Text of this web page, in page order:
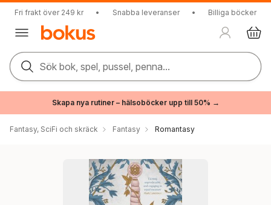
Fri frakt över 249 kr • Snabba leveranser • Billiga böcker
Sök bok, spel, pussel, penna...
Skapa nya rutiner – hälsoböcker upp till 50% →
Fantasy, SciFi och skräck Fantasy Romantasy